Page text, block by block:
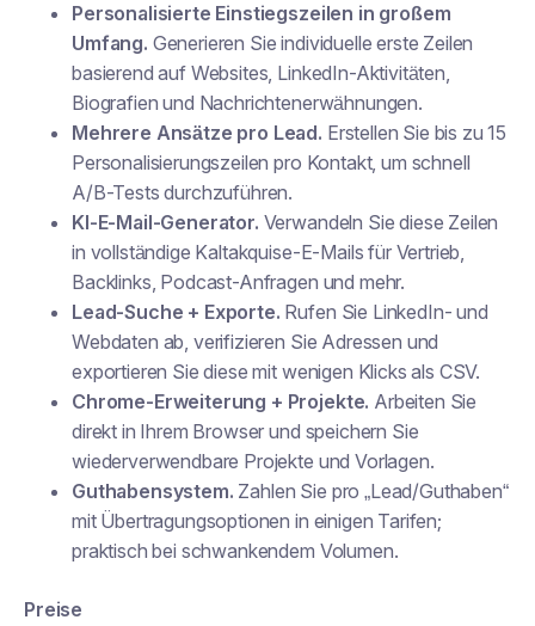
Personalisierte Einstiegszeilen in großem
Umfang. Generieren Sie individuelle erste Zeilen
basierend auf Websites, LinkedIn-Aktivitäten,
Biografien und Nachrichtenerwähnungen.
Mehrere Ansätze pro Lead. Erstellen Sie bis zu 15
Personalisierungszeilen pro Kontakt, um schnell
A/B-Tests durchzuführen.
KI-E-Mail-Generator. Verwandeln Sie diese Zeilen
in vollständige Kaltakquise-E-Mails für Vertrieb,
Backlinks, Podcast-Anfragen und mehr.
Lead-Suche + Exporte. Rufen Sie LinkedIn- und
Webdaten ab, verifizieren Sie Adressen und
exportieren Sie diese mit wenigen Klicks als CSV.
Chrome-Erweiterung + Projekte. Arbeiten Sie
direkt in Ihrem Browser und speichern Sie
wiederverwendbare Projekte und Vorlagen.
Guthabensystem. Zahlen Sie pro „Lead/Guthaben“
mit Übertragungsoptionen in einigen Tarifen;
praktisch bei schwankendem Volumen.
Preise